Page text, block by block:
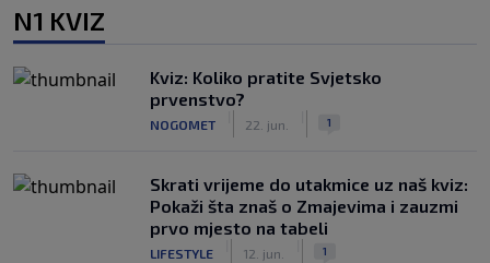
N1 KVIZ
Kviz: Koliko pratite Svjetsko
prvenstvo?
NOGOMET 22. jun. 1
Skrati vrijeme do utakmice uz naš kviz:
Pokaži šta znaš o Zmajevima i zauzmi
prvo mjesto na tabeli
LIFESTYLE 12. jun. 1